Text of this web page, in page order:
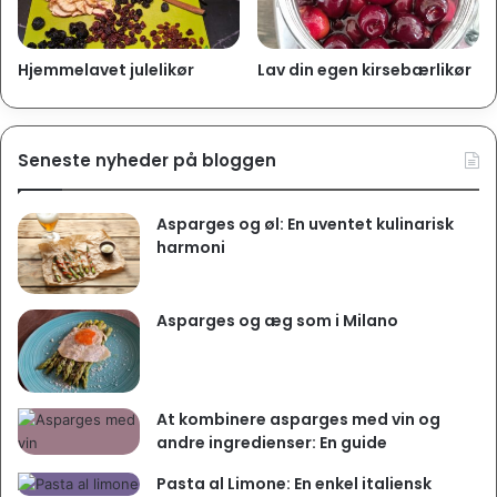
Hjemmelavet rabarbergin
Ret Drikke, Drinks, Spiritus
Køkken Dansk
Keyword Alkohol, Drinks, Gin, Rabarber
Author Henrik Koudahl
Ingredienser
1 kg rabarber
450 g sukker
Sådan gør du
Hjemmelavet julelikør Lav din egen kirsebærlikør
Seneste nyheder på bloggen
Asparges og øl: En uventet kulinarisk
harmoni
Asparges og æg som i Milano
At kombinere asparges med vin og
andre ingredienser: En guide
Pasta al Limone: En enkel italiensk